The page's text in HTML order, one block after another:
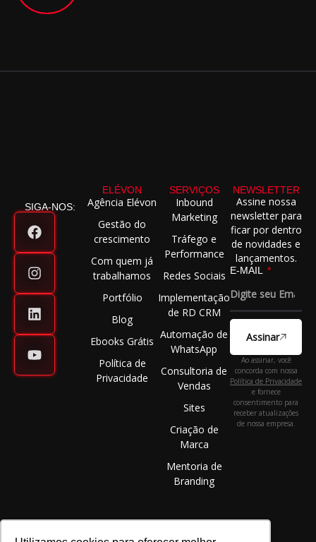
SIGA-NOS:
ELÉVON
Agência Elévon
Gestão do
crescimento
Com quem já
trabalhamos
Portfólio
Blog
Ebooks Grátis
Política de
Privacidade
SERVIÇOS
Inbound
Marketing
Tráfego e
Performance
Redes Sociais
Implementação
de RD CRM
Automação de
WhatsApp
Consultoria de
Vendas
Sites
Criação de
Marca
Mentoria de
Branding
NEWSLETTER
Assine nossa
newsletter para
ficar por dentro
de novidades e
lançamentos.
E-MAIL
Assinar
Ao assinar, você
concorda com nossa
Política de Privacidade
e fornece
consentimento para
receber atualizações
de nossa empresa.